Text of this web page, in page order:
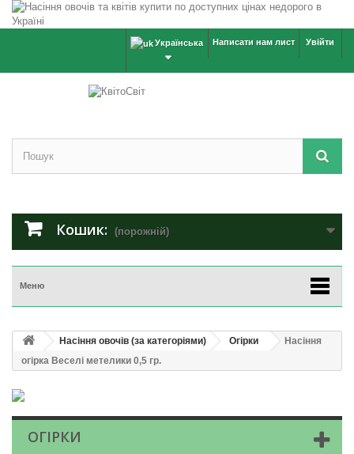
Увійти
Написати нам лист
Українська
Кошик: (порожній)
Меню
Насіння овочів (за категоріями) Огірки
Насіння
огірка Веселi метелики 0,5 гр.
ОГІРКИ